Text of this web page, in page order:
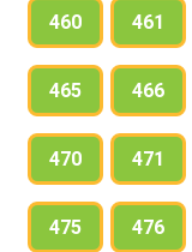
460 461
465 466
470 471
475 476